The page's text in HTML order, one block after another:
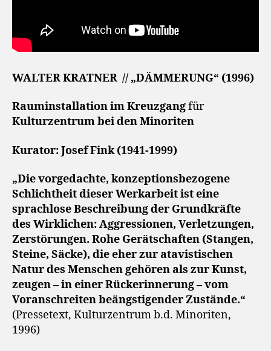
WALTER KRATNER // „DÄMMERUNG“ (1996)
Rauminstallation im Kreuzgangfür
Kulturzentrum bei den Minoriten
Kurator: Josef Fink (1941-1999)
„Die vorgedachte, konzeptionsbezogene
Schlichtheit dieser Werkarbeit ist eine
sprachlose Beschreibung der Grundkräfte
des Wirklichen: Aggressionen, Verletzungen,
Zerstörungen. Rohe Gerätschaften (Stangen,
Steine, Säcke), die eher zur atavistischen
Natur des Menschen gehören als zur Kunst,
zeugen – in einer Rückerinnerung – vom
Voranschreiten beängstigender Zustände.“
(Pressetext, Kulturzentrum b.d. Minoriten,
1996)